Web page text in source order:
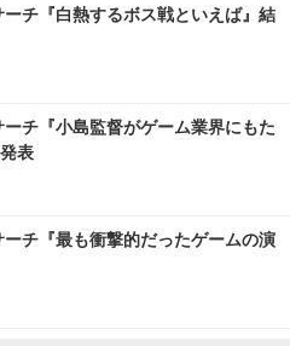
チ『白熱するボス戦といえば』結
チ『小島監督がゲーム業界にもた
表
チ『最も衝撃的だったゲームの演